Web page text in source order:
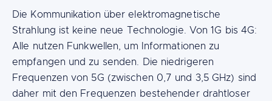
Die Kommunikation über elektromagnetische
Strahlung ist keine neue Technologie. Von 1G bis 4G:
Alle nutzen Funkwellen, um Informationen zu
empfangen und zu senden. Die niedrigeren
Frequenzen von 5G (zwischen 0,7 und 3,5 GHz) sind
daher mit den Frequenzen bestehender drahtloser